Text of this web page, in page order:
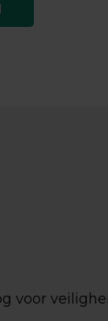
voor